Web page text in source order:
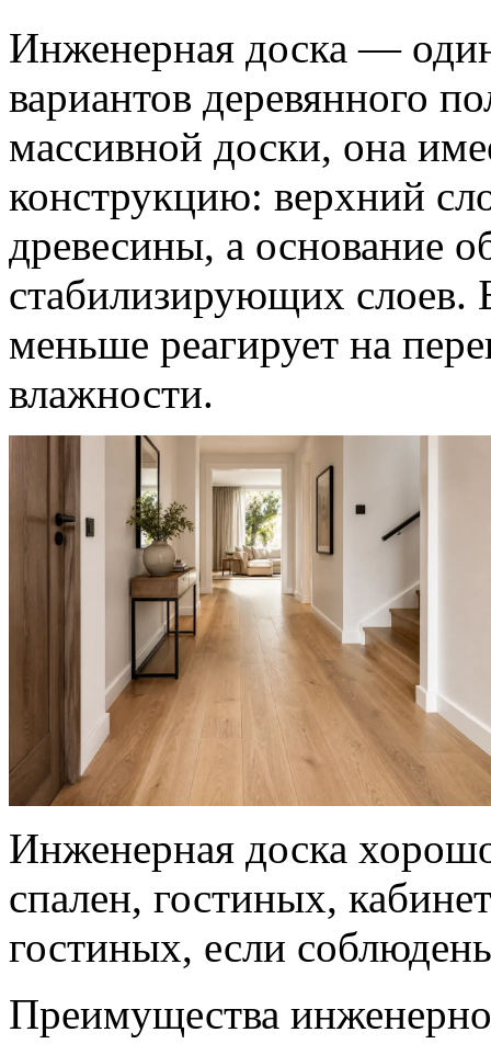
Инженерная доска —
вариантов деревянного
массивной доски, она
конструкцию: верхний
древесины, а основание
стабилизирующих слоев.
меньше реагирует на
влажности.
Инженерная доска
спален, гостиных,
гостиных, если
Преимущества